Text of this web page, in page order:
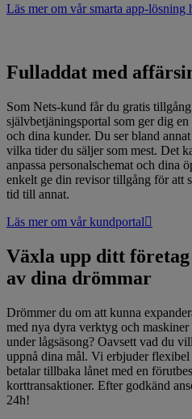
Läs mer om vår smarta app-lösning
Fulladdat med
Som Nets-kund får du gratis
självbetjäningsportal som ger dig
och dina kunder. Du ser bland
vilka tider du säljer som mest. Det
anpassa personalschemat och dina
enkelt ge din revisor tillgång för att
tid till annat.
Läs mer om vår kundportal
Växla upp ditt
av dina drömmar
Drömmer du om att kunna
med nya dyra verktyg och
under lågsäsong? Oavsett vad du
uppnå dina mål. Vi erbjuder
betalar tillbaka lånet med en
korttransaktioner. Efter godkänd
24h!